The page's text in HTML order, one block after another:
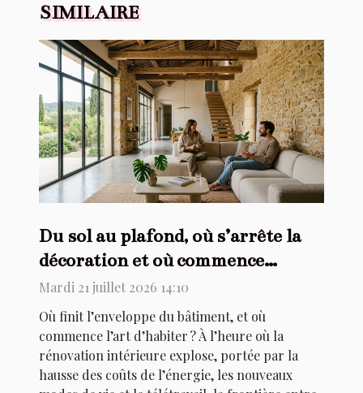
SIMILAIRE
Du sol au plafond, où s’arrête la
décoration et où commence
l’architecture ?
Mardi 21 juillet 2026 14:10
Où finit l’enveloppe du bâtiment, et où
commence l’art d’habiter ? À l’heure où la
rénovation intérieure explose, portée par la
hausse des coûts de l’énergie, les nouveaux